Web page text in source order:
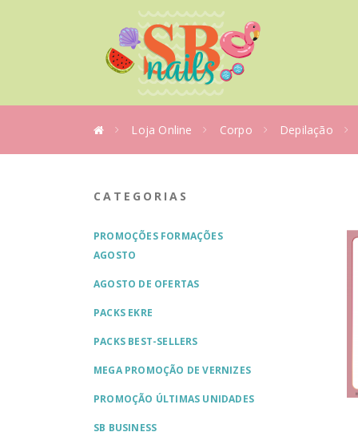
Loja Online Corpo Depilação
CATEGORIAS
PROMOÇÕES FORMAÇÕES
AGOSTO
AGOSTO DE OFERTAS
PACKS EKRE
PACKS BEST-SELLERS
MEGA PROMOÇÃO DE VERNIZES
PROMOÇÃO ÚLTIMAS UNIDADES
SB BUSINESS